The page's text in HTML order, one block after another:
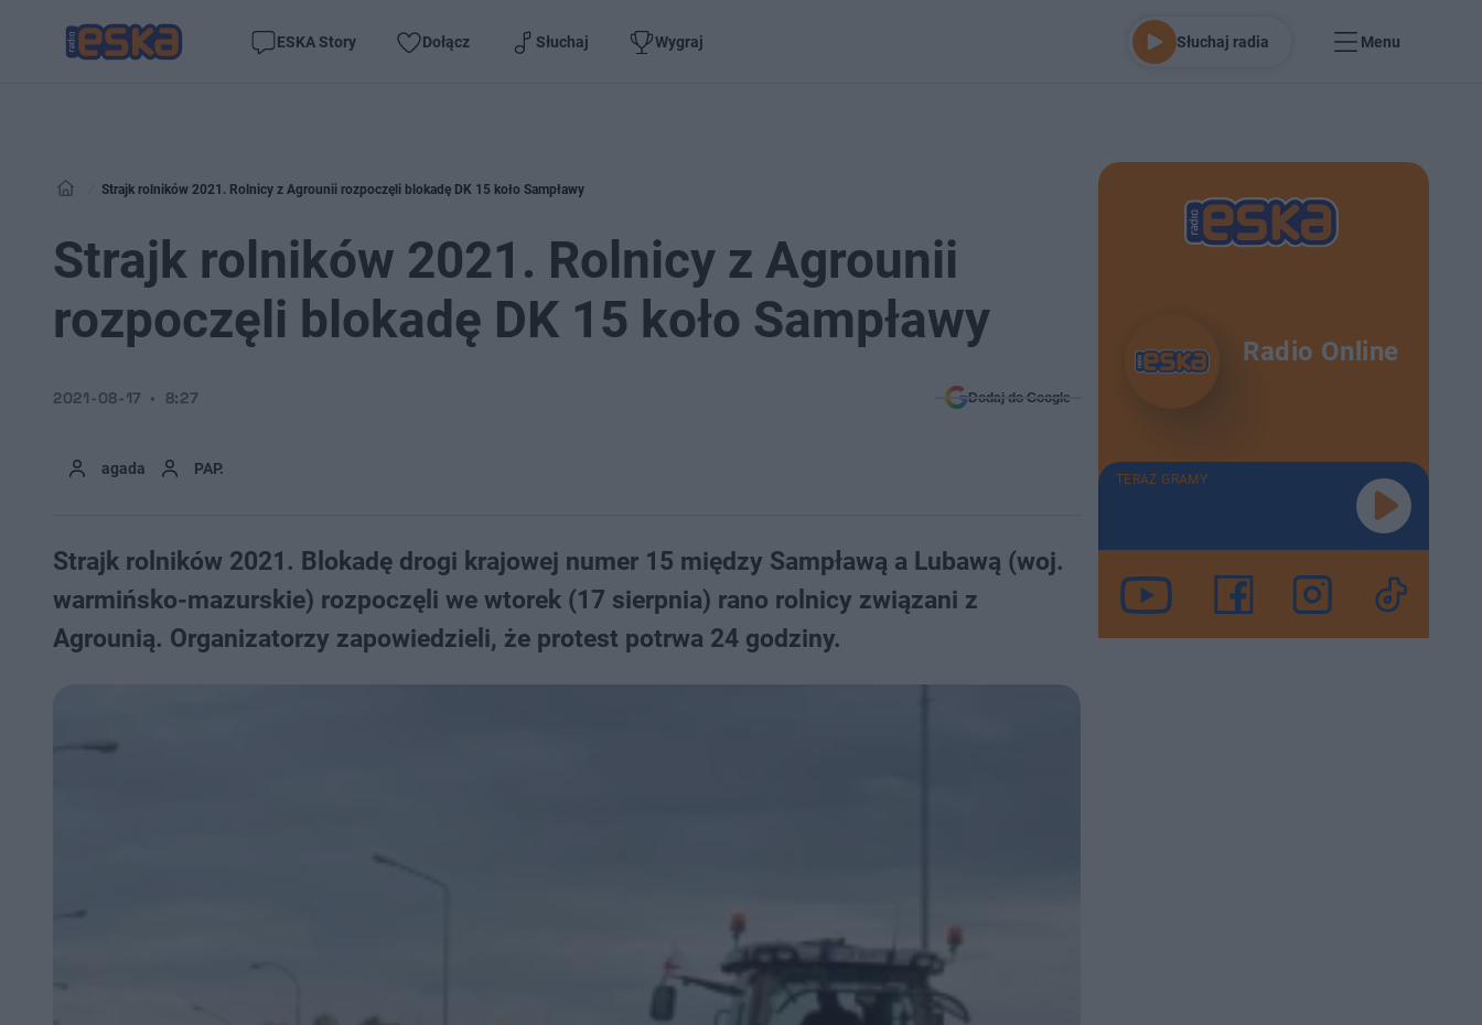
ESKA Story Dołącz Słuchaj Wygraj Słuchaj radia Menu
Strajk rolników 2021. Rolnicy z Agrounii rozpoczęli blokadę DK 15 koło Sampławy
Strajk rolników 2021. Rolnicy z Agrounii
rozpoczęli blokadę DK 15 koło Sampławy
agada PAP.
2021-08-17 8:27 Dodaj do Google
Strajk rolników 2021. Blokadę drogi krajowej numer 15 między Sampławą a Lubawą (woj.
warmińsko-mazurskie) rozpoczęli we wtorek (17 sierpnia) rano rolnicy związani z
Agrounią. Organizatorzy zapowiedzieli, że protest potrwa 24 godziny.
Radio Online
TERAZ GRAMY